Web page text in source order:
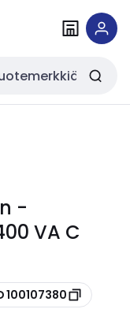
-
VA C
100107380